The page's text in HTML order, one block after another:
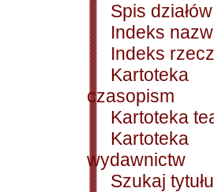
Spis działów
Indeks
Indeks
Kartoteka
czasopism
Kartoteka
Kartoteka
wydawnictw
Szukaj